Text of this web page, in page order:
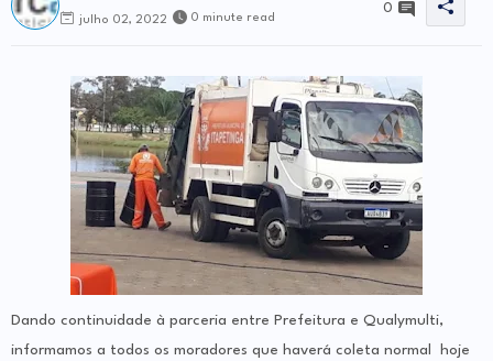
julho 02, 2022 0 minute read
0
Dando continuidade à parceria entre Prefeitura e Qualymulti,
informamos a todos os moradores que haverá coleta normal hoje